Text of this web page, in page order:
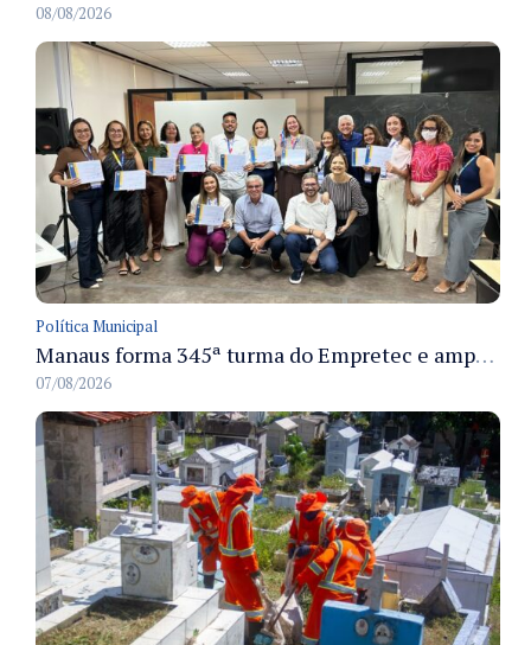
08/08/2026
Política Municipal
Manaus forma 345ª turma do Empretec e amplia qualificação de empreendedores na cidade
07/08/2026